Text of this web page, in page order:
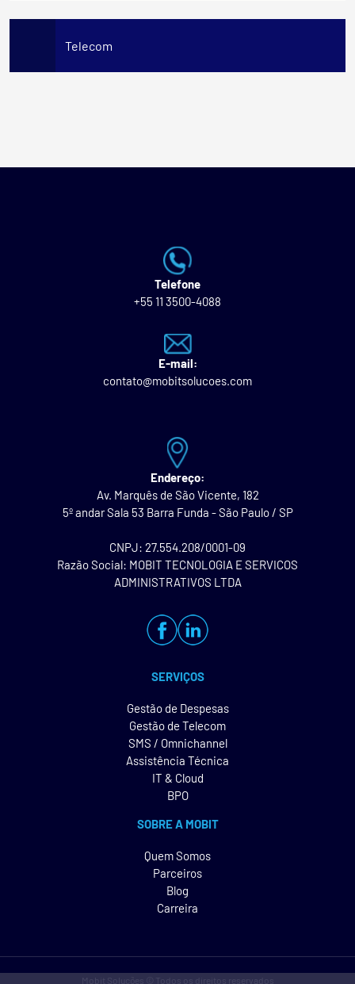
Telecom
Telefone
+55 11 3500-4088
E-mail:
contato@mobitsolucoes.com
Endereço:
Av. Marquês de São Vicente, 182
5º andar Sala 53 Barra Funda - São Paulo / SP
CNPJ: 27.554.208/0001-09
Razão Social: MOBIT TECNOLOGIA E SERVICOS
ADMINISTRATIVOS LTDA
SERVIÇOS
Gestão de Despesas
Gestão de Telecom
SMS / Omnichannel
Assistência Técnica
IT & Cloud
BPO
SOBRE A MOBIT
Quem Somos
Parceiros
Blog
Carreira
Mobit Soluções © Todos os direitos reservados